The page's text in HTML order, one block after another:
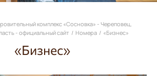
комплекс «Сосновка» - Череповец,
- официальный сайт / Номера/ «Бизнес»
«Бизнес»